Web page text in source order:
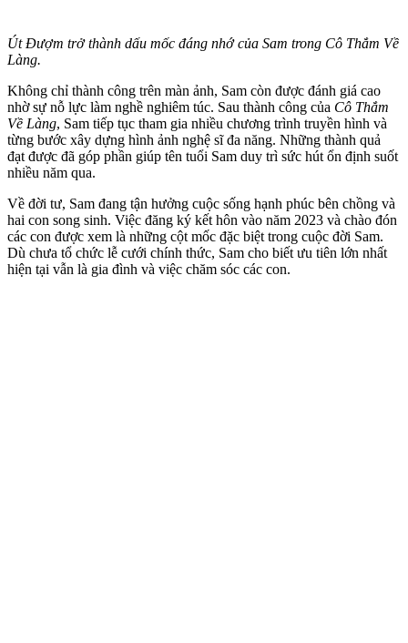
Út Đượm trở thành dấu mốc đáng nhớ của Sam trong Cô Thắm Về
Làng.
Không chỉ thành công trên màn ảnh, Sam còn được đánh giá cao
nhờ sự nỗ lực làm nghề nghiêm túc. Sau thành công của Cô Thắm
Về Làng, Sam tiếp tục tham gia nhiều chương trình truyền hình và
từng bước xây dựng hình ảnh nghệ sĩ đa năng. Những thành quả
đạt được đã góp phần giúp tên tuổi Sam duy trì sức hút ổn định suốt
nhiều năm qua.
Về đời tư, Sam đang tận hưởng cuộc sống hạnh phúc bên chồng và
hai con song sinh. Việc đăng ký kết hôn vào năm 2023 và chào đón
các con được xem là những cột mốc đặc biệt trong cuộc đời Sam.
Dù chưa tổ chức lễ cưới chính thức, Sam cho biết ưu tiên lớn nhất
hiện tại vẫn là gia đình và việc chăm sóc các con.